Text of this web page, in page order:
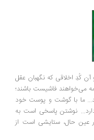
کُدِ اخلاقی که نگهبان عقل
می‌خواهند فاشیست باشند؛
ما با گوشت و پوست خود
نوشتن پاسخی است به
عین حال، ستایشی است از